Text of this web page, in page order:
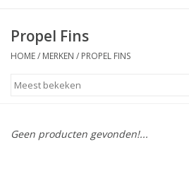
Wetsuits
Propel Fins
HOME/ MERKEN / PROPEL FINS
Geen producten gevonden!...